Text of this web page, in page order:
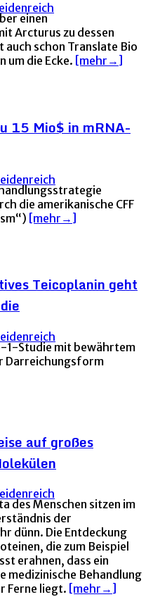
einen
Arcturus zu dessen
auch schon Translate Bio
um die Ecke. [mehr→]
15 Mio$ in mRNA-
die amerikanische CFF
[mehr→]
Teicoplanin geht
1-Studie mit bewährtem
Darreichungsform
auf großes
des Menschen sitzen im
der
dünn. Die Entdeckung
die zum Beispiel
erahnen, dass ein
medizinische Behandlung
Ferne liegt. [mehr→]